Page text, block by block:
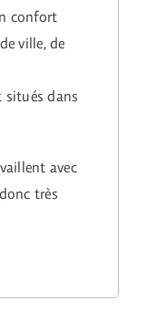
confort
ville, de
situés dans
avec
très